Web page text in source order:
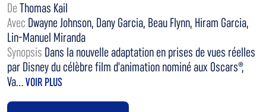
De Thomas Kail
Avec Dwayne Johnson, Dany Garcia, Beau Flynn, Hiram Garcia,
Lin-Manuel Miranda
Synopsis Dans la nouvelle adaptation en prises de vues réelles
par Disney du célèbre film d'animation nominé aux Oscars®,
Va...VOIR PLUS